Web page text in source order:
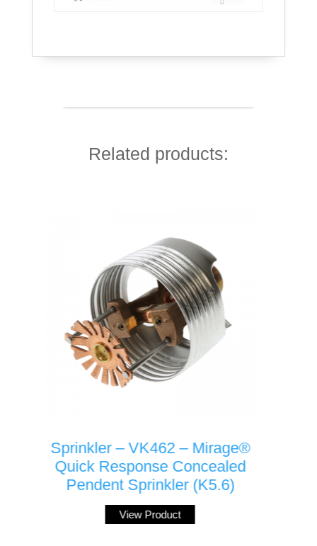
Related products:
– VK462 – Mirage®
Response Concealed
Sprinkler (K5.6)
Sprinkler –
Standard
Pendent